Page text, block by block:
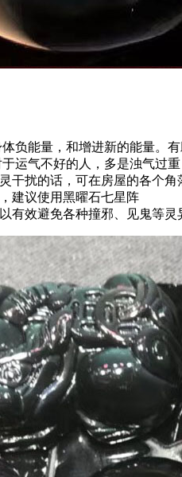
负能量，和增进新的能量。
运气不好的人，多是浊气过
干扰的话，可在房屋的各个
建议使用黑曜石七星阵
有效避免各种撞邪、见鬼等灵